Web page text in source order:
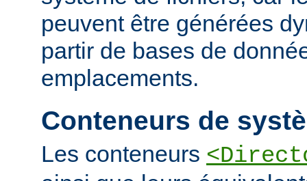
peuvent être générées
partir de bases de
emplacements.
Conteneurs de
Les conteneurs